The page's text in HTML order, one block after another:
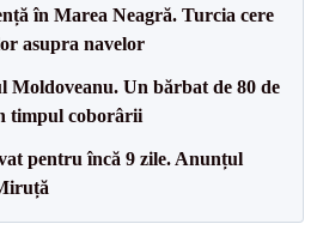
în Marea Neagră. Turcia cere
asupra navelor
Moldoveanu. Un bărbat de 80 de
timpul coborârii
pentru încă 9 zile. Anunțul